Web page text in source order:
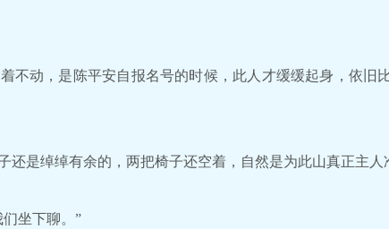
不动，是陈平安自报名号的时候，此人才缓缓起身，依旧
是绰绰有余的，两把椅子还空着，自然是为此山真正主人
坐下聊。”